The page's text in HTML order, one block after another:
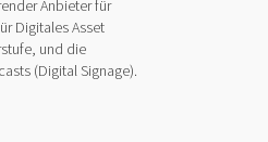
Anbieter für
Digitales Asset
und die
(Digital Signage).